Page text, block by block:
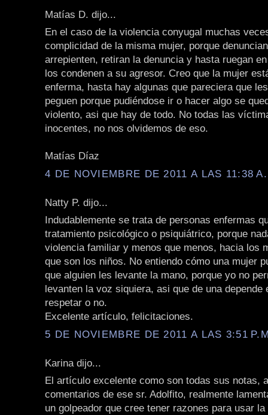
Matías D. dijo...
En el caso de la violencia conyugal muchas
complicidad de la misma mujer, porque
arrepienten, retiran la denuncia y hasta ruegan
los condenen a su agresor. Creo que la mujer
enferma, hasta hay algunas que pareciera que
peguen porque pudiéndose ir o hacer algo se
violento, asi que hay de todo. No todas las
inocentes, no nos olvidemos de eso.
Matías Díaz
4 DE NOVIEMBRE DE 2011 A LAS 11:38
Natty P. dijo...
Indudablemente se trata de personas enfermas
tratamiento psicológico o psiquiátrico, porque
violencia familiar y menos que menos, hacia los
que son los niños. No entiendo cómo una mujer
que alguien les levante la mano, porque yo no
levanten la voz siquiera, asi que de una depende
respetar o no.
Excelente artículo, felicitaciones.
5 DE NOVIEMBRE DE 2011 A LAS 3:51
Karina dijo...
El artículo excelente como son todas sus notas,
comentarios de ese sr. Adolfito, realmente
un golpeador que cree tener razones para usar